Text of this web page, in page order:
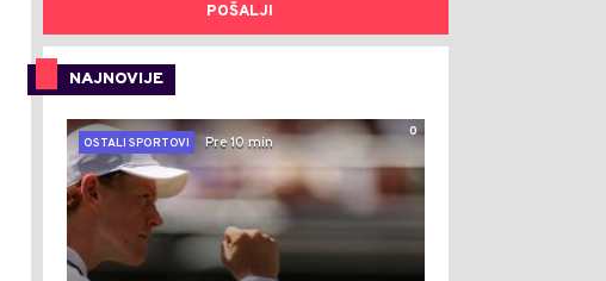
POŠALJI
NAJNOVIJE
0
OSTALI SPORTOVI
Pre 10 min